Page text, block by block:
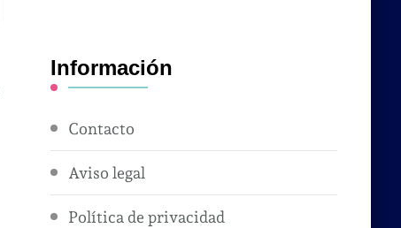
Información
Contacto
Aviso legal
Política de privacidad